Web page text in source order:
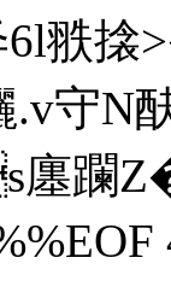
6l翐
守N
躝